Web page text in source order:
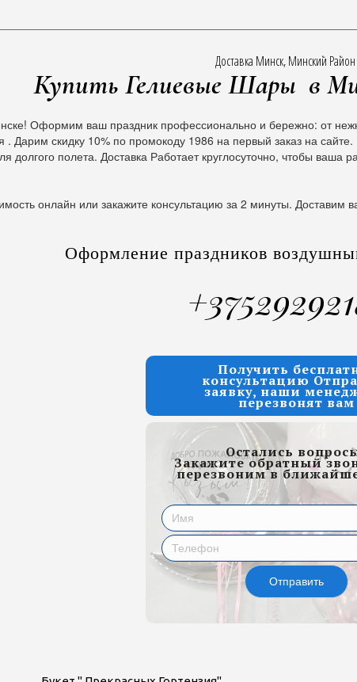
Доставка Минск, Минский
Купить Гелиевые Шары в
Оформим ваш праздник профессионально и бережно: от
Дарим скидку 10% по промокоду 1986 на первый заказ на сайте.
долгого полета. Доставка Работает круглосуточно, чтобы ваша
онлайн или закажите консультацию за 2 минуты.
Оформление праздников
Получить
консультацию
заявку, наши
перезвонят вам
Остались
Закажите обратный
перезвоним в
Отправить